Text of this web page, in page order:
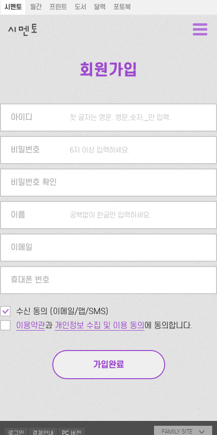
시멘토 월간 프린트 도서 달력 포토북
회원가입
아이디 첫 글자는 영문. 영문,숫자,_만 입력.
비밀번호 6자 이상 입력하세요.
비밀번호 확인
이름 공백없이 한글만 입력하세요.
이메일
휴대폰 번호
수신 동의 (이메일/앱/SMS)
이용약관과 개인정보 수집 및 이용 동의에 동의합니다.
로그인 결제안내 PC 버전 FAMILY SITE